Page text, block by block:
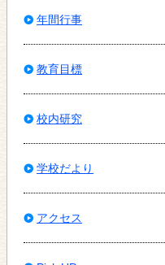
年間行事
教育目標
校内研究
学校だより
アクセス